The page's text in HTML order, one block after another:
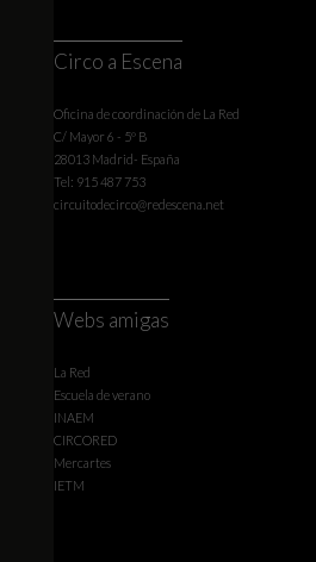
Circo a Escena
Oficina de coordinación de La Red
C/ Mayor 6 - 5º B
28013 Madrid- España
Tel: 915 487 753
circuitodecirco@redescena.net
Webs amigas
La Red
Escuela de verano
INAEM
CIRCORED
Mercartes
IETM